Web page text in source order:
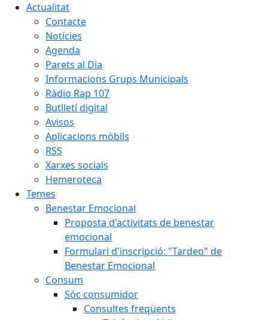
Actualitat
Contacte
Notícies
Agenda
Parets al Dia
Informacions Grups Municipals
Ràdio Rap 107
Butlletí digital
Avisos
Aplicacions mòbils
RSS
Xarxes socials
Hemeroteca
Temes
Benestar Emocional
Proposta d'activitats de benestar
emocional
Formulari d'inscripció: "Tardeo" de
Benestar Emocional
Consum
Sóc consumidor
Consultes freqüents